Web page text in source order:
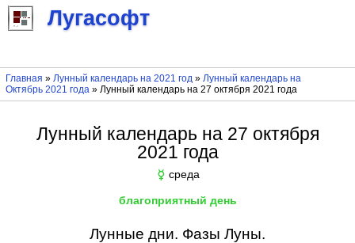
Лугасофт
Главная » Лунный календарь на 2021 год» Лунный календарь на
Октябрь 2021 года» Лунный календарь на 27 октября 2021 года
Лунный календарь на 27 октября
2021 года
☿ среда
благоприятный день
Лунные дни. Фазы Луны.